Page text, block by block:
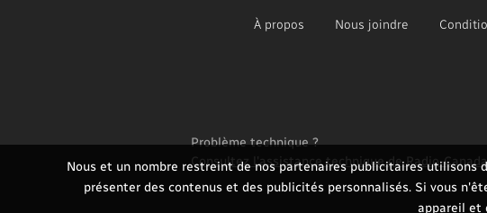
Nous et un nombre restreint de nos partenaires publicitaires utilisons
présenter des contenus et des publicités personnalisés. Si vous
appareil et
À propos Nous joindre
Problème technique ?
Consultez l'assistance technique de Radio-Canada